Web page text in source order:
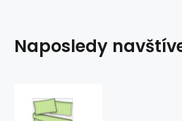
Naposledy